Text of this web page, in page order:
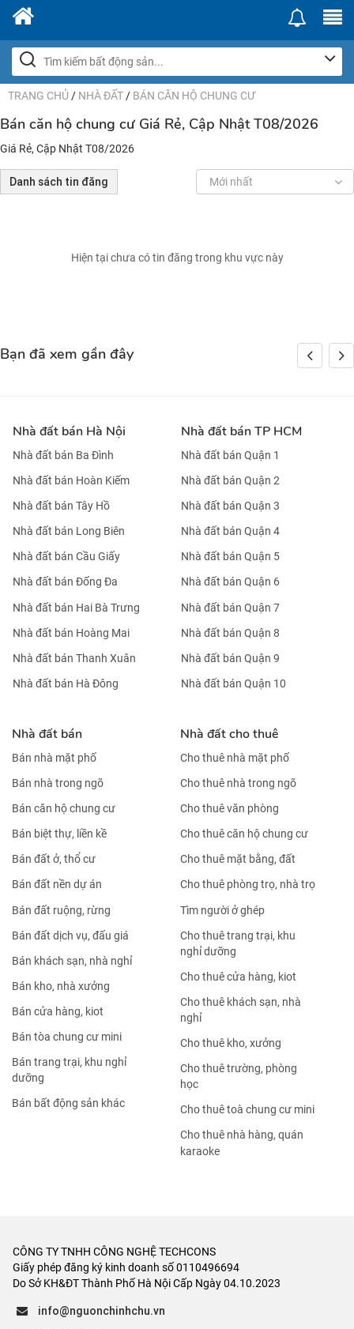
TRANG CHỦ / NHÀ ĐẤT / BÁN CĂN HỘ CHUNG CƯ
Bán căn hộ chung cư Giá Rẻ, Cập Nhật T08/2026
Giá Rẻ, Cập Nhật T08/2026
Danh sách tin đăng Mới nhất
Hiện tại chưa có tin đăng trong khu vực này
Bạn đã xem gần đây
Nhà đất bán Hà Nội
Nhà đất bán Ba Đình
Nhà đất bán Hoàn Kiếm
Nhà đất bán Tây Hồ
Nhà đất bán Long Biên
Nhà đất bán Cầu Giấy
Nhà đất bán Đống Đa
Nhà đất bán Hai Bà Trưng
Nhà đất bán Hoàng Mai
Nhà đất bán Thanh Xuân
Nhà đất bán Hà Đông
Nhà đất bán TP HCM
Nhà đất bán Quận 1
Nhà đất bán Quận 2
Nhà đất bán Quận 3
Nhà đất bán Quận 4
Nhà đất bán Quận 5
Nhà đất bán Quận 6
Nhà đất bán Quận 7
Nhà đất bán Quận 8
Nhà đất bán Quận 9
Nhà đất bán Quận 10
Nhà đất bán
Bán nhà mặt phố
Bán nhà trong ngõ
Bán căn hộ chung cư
Bán biệt thự, liền kề
Bán đất ở, thổ cư
Bán đất nền dự án
Bán đất ruộng, rừng
Bán đất dịch vụ, đấu giá
Bán khách sạn, nhà nghỉ
Bán kho, nhà xưởng
Bán cửa hàng, kiot
Bán tòa chung cư mini
Bán trang trại, khu nghỉ
dưỡng
Bán bất động sản khác
Nhà đất cho thuê
Cho thuê nhà mặt phố
Cho thuê nhà trong ngõ
Cho thuê văn phòng
Cho thuê căn hộ chung cư
Cho thuê mặt bằng, đất
Cho thuê phòng trọ, nhà trọ
Tìm người ở ghép
Cho thuê trang trại, khu
nghỉ dưỡng
Cho thuê cửa hàng, kiot
Cho thuê khách sạn, nhà
nghỉ
Cho thuê kho, xưởng
Cho thuê trường, phòng
học
Cho thuê toà chung cư mini
Cho thuê nhà hàng, quán
karaoke
CÔNG TY TNHH CÔNG NGHỆ TECHCONS
Giấy phép đăng ký kinh doanh số 0110496694
Do Sở KH&ĐT Thành Phố Hà Nội Cấp Ngày 04.10.2023
info@nguonchinhchu.vn